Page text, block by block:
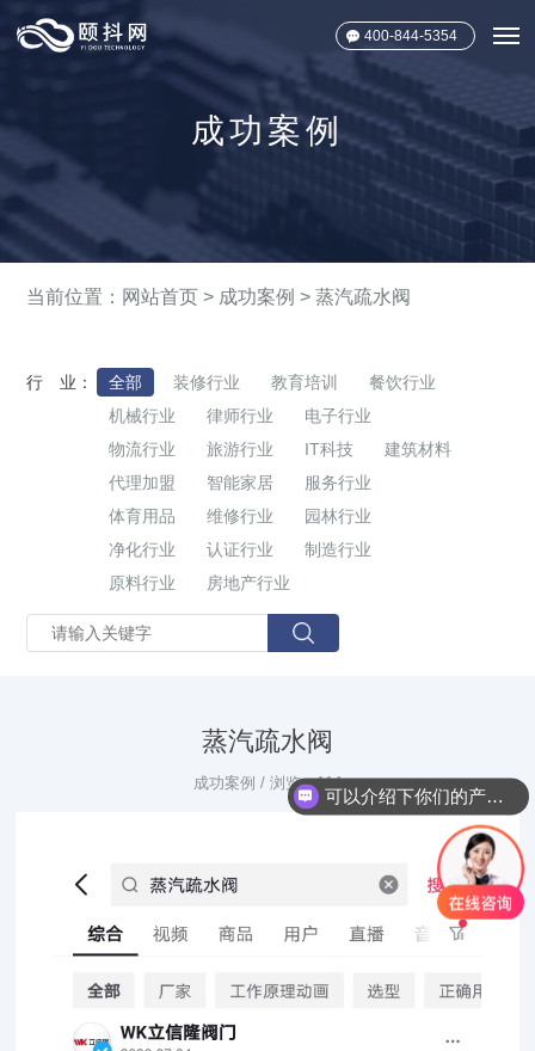
400-844-5354
成功案例
当前位置： 网站首页 > 成功案例 > 蒸汽疏水阀
行 业： 全部 装修行业 教育培训
餐饮行业
机械行业
律师行业
电子行业
物流行业
旅游行业 IT科技
建筑材料
代理加盟
智能家居
服务行业
体育用品
维修行业
园林行业
净化行业
认证行业
制造行业
原料行业
房地产行业
蒸汽疏水阀
成功案例 / 浏览：114
可以介绍下你们的产品么？